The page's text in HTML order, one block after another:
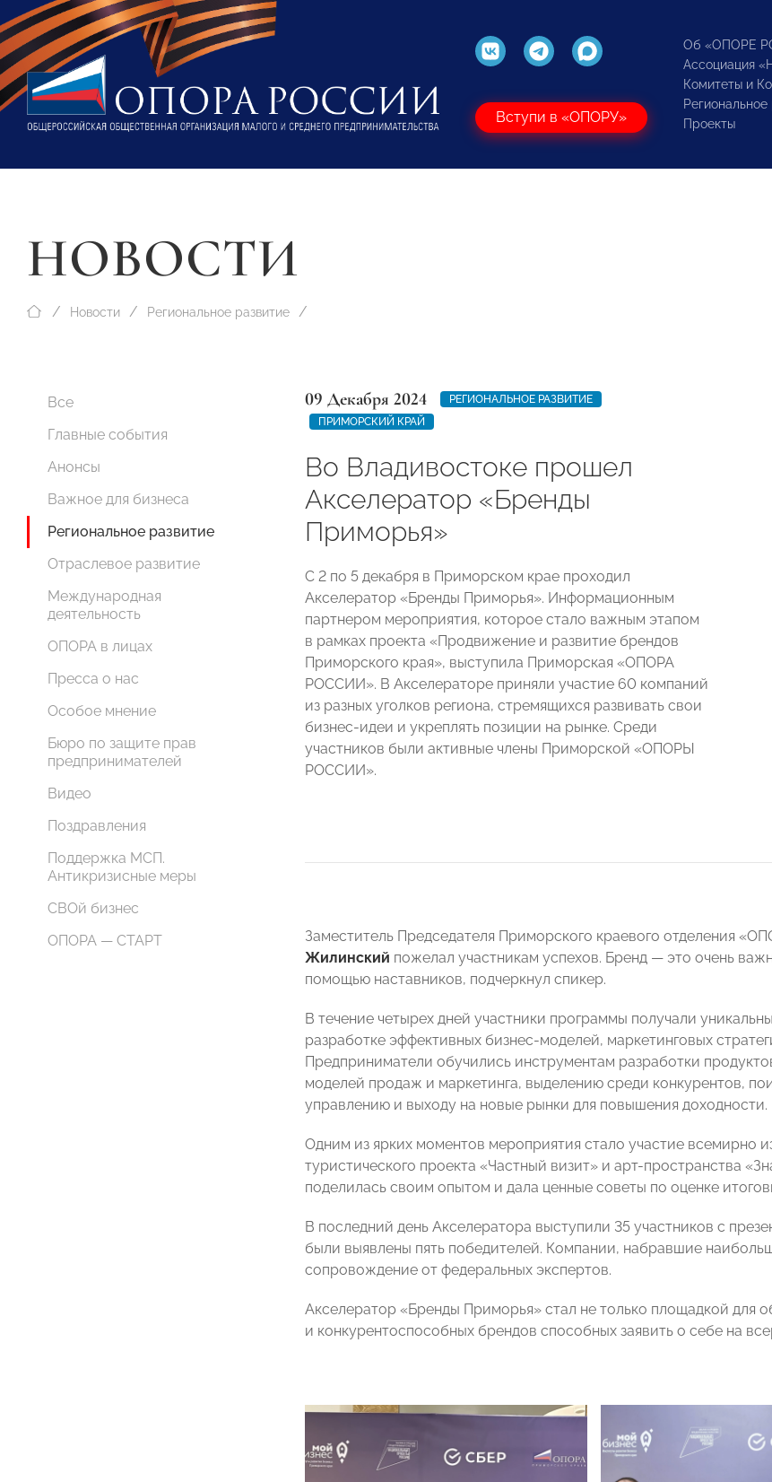
Вступи в «ОПОРУ»
Об «ОПОРЕ
Ассоциация
Комитеты и
Региональное
Проекты
НОВОСТИ
Новости Региональное развитие
Все
Главные события
Анонсы
Важное для бизнеса
Региональное развитие
Отраслевое развитие
Международная
деятельность
ОПОРА в лицах
Пресса о нас
Особое мнение
Бюро по защите прав
предпринимателей
Видео
Поздравления
Поддержка МСП.
Антикризисные меры
СВОй бизнес
ОПОРА — СТАРТ
09 Декабря 2024
РЕГИОНАЛЬНОЕ РАЗВИТИЕ
ПРИМОРСКИЙ КРАЙ
Во Владивостоке прошел
Акселератор «Бренды
Приморья»
С 2 по 5 декабря в Приморском крае проходил
Акселератор «Бренды Приморья». Информационным
партнером мероприятия, которое стало важным этапом
в рамках проекта «Продвижение и развитие брендов
Приморского края», выступила Приморская «ОПОРА
РОССИИ». В Акселераторе приняли участие 60 компаний
из разных уголков региона, стремящихся развивать свои
бизнес-идеи и укреплять позиции на рынке. Среди
участников были активные члены Приморской «ОПОРЫ
РОССИИ».
Заместитель Председателя Приморского краевого отделения
Жилинский пожелал участникам успехов. Бренд — это очень
помощью наставников, подчеркнул спикер.
В течение четырех дней участники программы получали
разработке эффективных бизнес-моделей, маркетинговых
Предприниматели обучились инструментам разработки
моделей продаж и маркетинга, выделению среди конкурентов,
управлению и выходу на новые рынки для повышения доходности.
Одним из ярких моментов мероприятия стало участие всемирно
туристического проекта «Частный визит» и арт-пространства
поделилась своим опытом и дала ценные советы по оценке
В последний день Акселератора выступили 35 участников с
были выявлены пять победителей. Компании, набравшие
сопровождение от федеральных экспертов.
Акселератор «Бренды Приморья» стал не только площадкой для
и конкурентоспособных брендов способных заявить о себе на